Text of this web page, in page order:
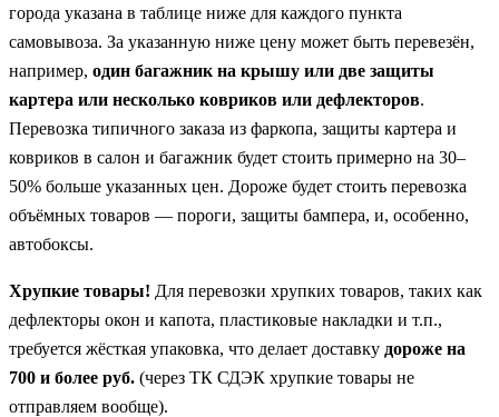
города указана в таблице ниже для каждого пункта
самовывоза. За указанную ниже цену может быть перевезён,
например, один багажник на крышу или две защиты
картера или несколько ковриков или дефлекторов.
Перевозка типичного заказа из фаркопа, защиты картера и
ковриков в салон и багажник будет стоить примерно на 30–
50% больше указанных цен. Дороже будет стоить перевозка
объёмных товаров — пороги, защиты бампера, и, особенно,
автобоксы.
Хрупкие товары! Для перевозки хрупких товаров, таких как
дефлекторы окон и капота, пластиковые накладки и т.п.,
требуется жёсткая упаковка, что делает доставку дороже на
700 и более руб. (через ТК СДЭК хрупкие товары не
отправляем вообще).